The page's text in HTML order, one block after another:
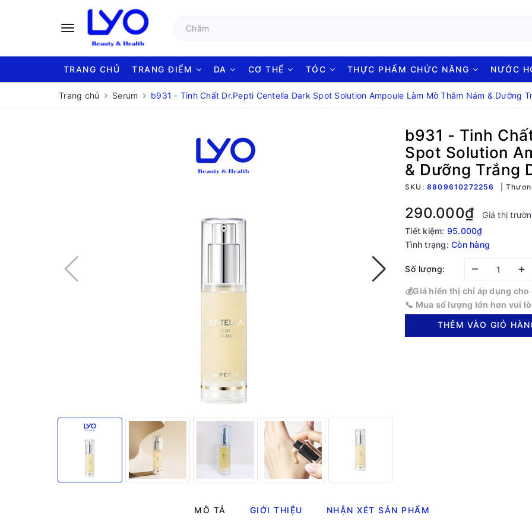
TRANG CHỦ TRANG ĐIỂM DA CƠ THỂ TÓC THỰC PHẨM CHỨC NĂNG NƯỚC
Trang chủ Serum b931 - Tinh Chất Dr.Pepti Centella Dark Spot Solution Ampoule Làm Mờ Thâm Nám & Dưỡng
b931 - Tinh
Spot Solution
& Dưỡng Trắng
SKU: 8809610272256
290.000₫
Giá thị
Tiết kiệm: 95.000₫
Tình trạng: Còn hàng
Số lượng: – +
💰Giá hiển thị chỉ áp dụng
📞 Mua số lượng lớn hơn vui
THÊM VÀO GIỎ
MÔ TẢ GIỚI THIỆU NHẬN XÉT SẢN PHẨM